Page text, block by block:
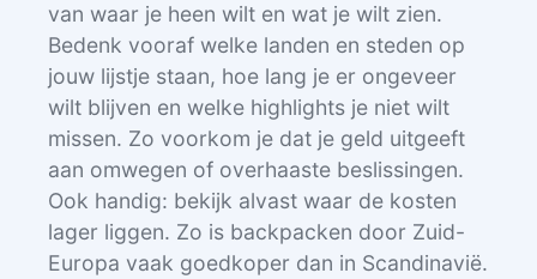
van waar je heen wilt en wat je wilt zien.
Bedenk vooraf welke landen en steden op
jouw lijstje staan, hoe lang je er ongeveer
wilt blijven en welke highlights je niet wilt
missen. Zo voorkom je dat je geld uitgeeft
aan omwegen of overhaaste beslissingen.
Ook handig: bekijk alvast waar de kosten
lager liggen. Zo is backpacken door Zuid-
Europa vaak goedkoper dan in Scandinavië.